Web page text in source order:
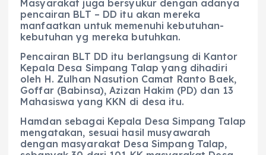
Masyarakat juga bersyukur dengan adanya
pencairan BLT – DD itu akan mereka
manfaatkan untuk memenuhi kebutuhan-
kebutuhan yg mereka butuhkan.
Pencairan BLT DD itu berlangsung di Kantor
Kepala Desa Simpang Talap yang dihadiri
oleh H. Zulhan Nasution Camat Ranto Baek,
Goffar (Babinsa), Azizan Hakim (PD) dan 13
Mahasiswa yang KKN di desa itu.
Hamdan sebagai Kepala Desa Simpang Talap
mengatakan, sesuai hasil musyawarah
dengan masyarakat Desa Simpang Talap,